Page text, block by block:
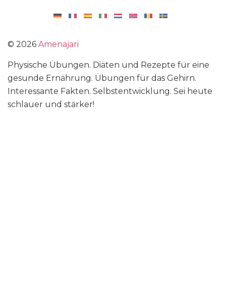
© 2026 Amenajari
Physische Übungen. Diäten und Rezepte für eine
gesunde Ernährung. Übungen für das Gehirn.
Interessante Fakten. Selbstentwicklung. Sei heute
schlauer und stärker!